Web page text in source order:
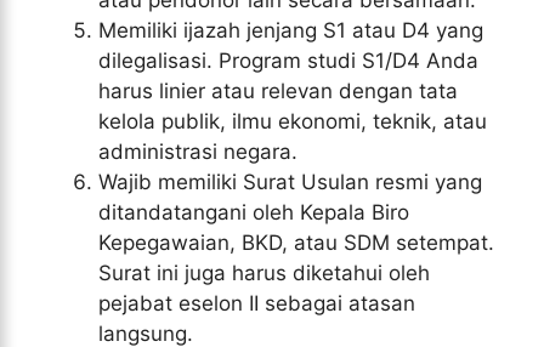
Memiliki ijazah jenjang S1 atau D4 yang
dilegalisasi. Program studi S1/D4 Anda
harus linier atau relevan dengan tata
kelola publik, ilmu ekonomi, teknik, atau
administrasi negara.
Wajib memiliki Surat Usulan resmi yang
ditandatangani oleh Kepala Biro
Kepegawaian, BKD, atau SDM setempat.
Surat ini juga harus diketahui oleh
pejabat eselon II sebagai atasan
langsung.